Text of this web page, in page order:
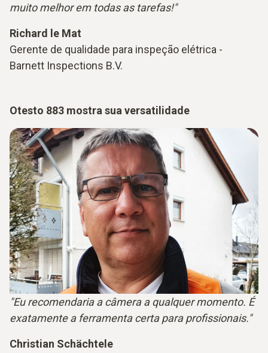
muito melhor em todas as tarefas!"
Richard le Mat
Gerente de qualidade para inspeção elétrica -
Barnett Inspections B.V.
Otesto 883 mostra sua versatilidade
"Eu recomendaria a câmera a qualquer momento. É
exatamente a ferramenta certa para profissionais."
Christian Schächtele